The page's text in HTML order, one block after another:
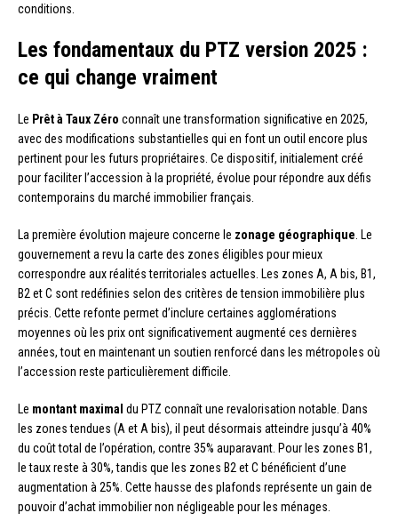
conditions.
Les fondamentaux du PTZ version 2025 :
ce qui change vraiment
Le Prêt à Taux Zéro connaît une transformation significative en 2025,
avec des modifications substantielles qui en font un outil encore plus
pertinent pour les futurs propriétaires. Ce dispositif, initialement créé
pour faciliter l’accession à la propriété, évolue pour répondre aux défis
contemporains du marché immobilier français.
La première évolution majeure concerne le zonage géographique . Le
gouvernement a revu la carte des zones éligibles pour mieux
correspondre aux réalités territoriales actuelles. Les zones A, A bis, B1,
B2 et C sont redéfinies selon des critères de tension immobilière plus
précis. Cette refonte permet d’inclure certaines agglomérations
moyennes où les prix ont significativement augmenté ces dernières
années, tout en maintenant un soutien renforcé dans les métropoles où
l’accession reste particulièrement difficile.
Le montant maximal du PTZ connaît une revalorisation notable. Dans
les zones tendues (A et A bis), il peut désormais atteindre jusqu’à 40%
du coût total de l’opération, contre 35% auparavant. Pour les zones B1,
le taux reste à 30%, tandis que les zones B2 et C bénéficient d’une
augmentation à 25%. Cette hausse des plafonds représente un gain de
pouvoir d’achat immobilier non négligeable pour les ménages.